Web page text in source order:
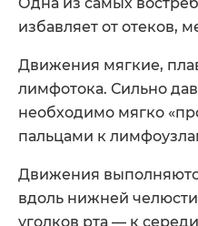
избавляет от отеков,
Движения мягкие,
лимфотока. Сильно
необходимо мягко
пальцами к
Движения
вдоль нижней
уголков рта — к